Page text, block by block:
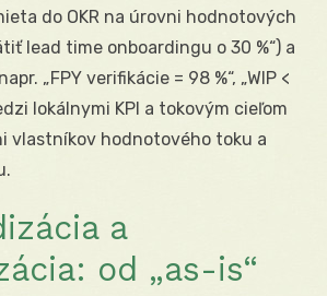
do OKR na úrovni hodnotových
lead time onboardingu o 30 %“) a
„FPY verifikácie = 98 %“, „WIP <
lokálnymi KPI a tokovým cieľom
vlastníkov hodnotového toku a
a
od „as-is“